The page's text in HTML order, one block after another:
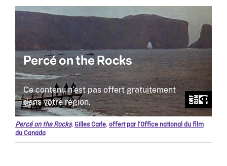
Percé on the Rocks, Gilles Carle,offert par l’Office national du film
du Canada